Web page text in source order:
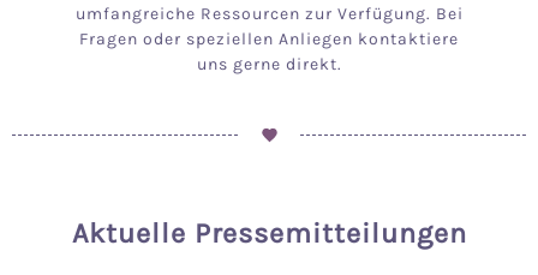
umfangreiche Ressourcen zur Verfügung. Bei
Fragen oder speziellen Anliegen kontaktiere
uns gerne direkt.
Aktuelle Pressemitteilungen